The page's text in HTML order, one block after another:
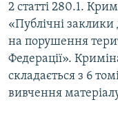
2 статті 280.1.
«Публічні
на порушення
Федерації».
складається з 6
вивчення